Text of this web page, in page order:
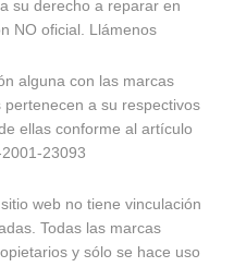
su derecho a reparar en
NO oficial. Llámenos
alguna con las marcas
a su respectivos
ellas conforme al artículo
23093
web no tiene vinculación
Todas las marcas
y sólo se hace uso